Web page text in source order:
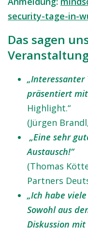
security-tage-in-
Das sagen
„Interessanter
präsentiert mit
Highlight.“
(Jürgen
„Eine sehr
Austausch!“
(Thomas
Partners
„Ich habe
Sowohl aus
Diskussion